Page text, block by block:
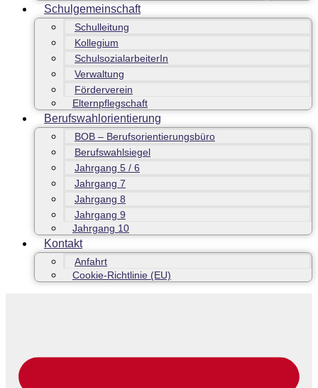
Schulgemeinschaft
Schulleitung
Kollegium
SchulsozialarbeiterIn
Verwaltung
Förderverein
Elternpflegschaft
Berufswahlorientierung
BOB – Berufsorientierungsbüro
Berufswahlsiegel
Jahrgang 5 / 6
Jahrgang 7
Jahrgang 8
Jahrgang 9
Jahrgang 10
Kontakt
Anfahrt
Cookie-Richtlinie (EU)